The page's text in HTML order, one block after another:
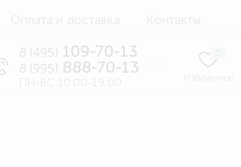
Оплата и доставка Контакты
8 (495) 109-70-13
8 (995) 888-70-13
ПН-ВС 10:00-19:00